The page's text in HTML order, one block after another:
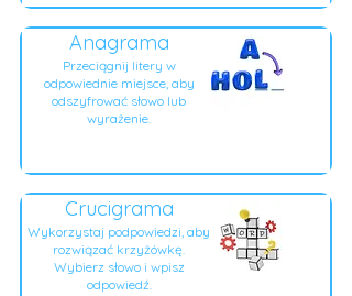
Anagrama
Przeciągnij litery w
odpowiednie miejsce, aby
odszyfrować słowo lub
wyrażenie.
Crucigrama
Wykorzystaj podpowiedzi, aby
rozwiązać krzyżówkę.
Wybierz słowo i wpisz
odpowiedź.